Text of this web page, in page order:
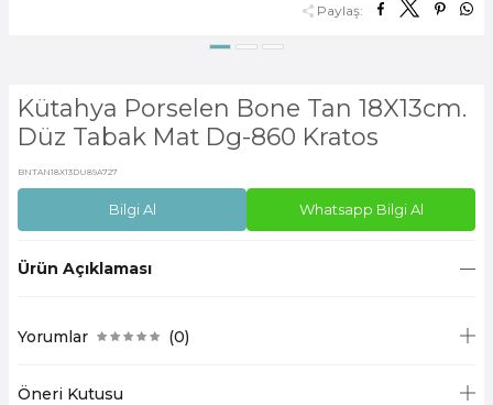
Paylaş:
Kütahya Porselen Bone Tan 18X13cm.
Düz Tabak Mat Dg-860 Kratos
BNTAN18X13DU89A727
Bilgi Al Whatsapp Bilgi Al
Ürün Açıklaması
Yorumlar (0)
Öneri Kutusu